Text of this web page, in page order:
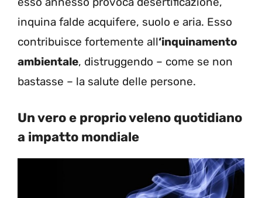
inquina falde acquifere, suolo e aria. Esso
contribuisce fortemente all‘inquinamento
ambientale, distruggendo – come se non
bastasse – la salute delle persone.
Un vero e proprio veleno quotidiano
a impatto mondiale